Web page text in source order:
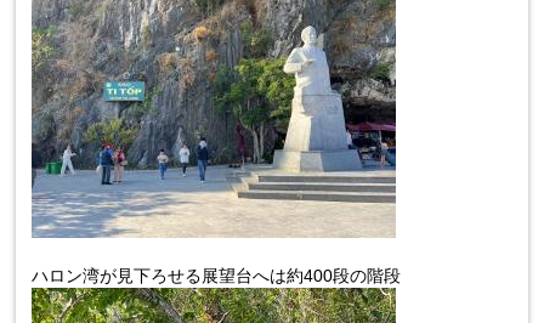
ハロン湾が見下ろせる展望台へは約400段の階段